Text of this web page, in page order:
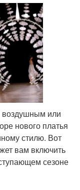
воздушным или
нового платья
стилю. Вот
вам включить
сезоне